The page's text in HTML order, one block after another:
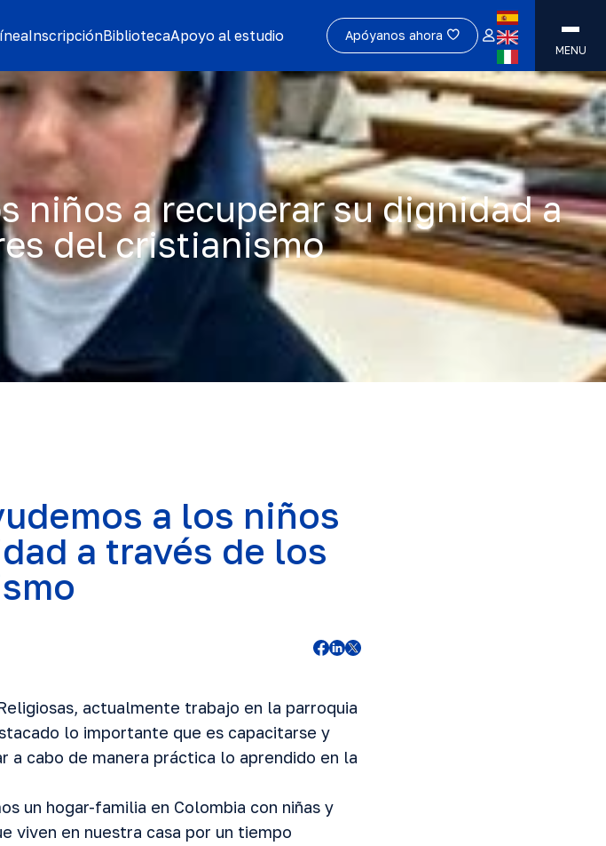
InscripciónBibliotecaApoyo al estudio Apóyanos ahora
MENU
niños a recuperar su dignidad a
del cristianismo
a los niños
a través de los
actualmente trabajo en la parroquia
lo importante que es capacitarse y
a cabo de manera práctica lo aprendido en la
un hogar-familia en Colombia con niñas y
viven en nuestra casa por un tiempo